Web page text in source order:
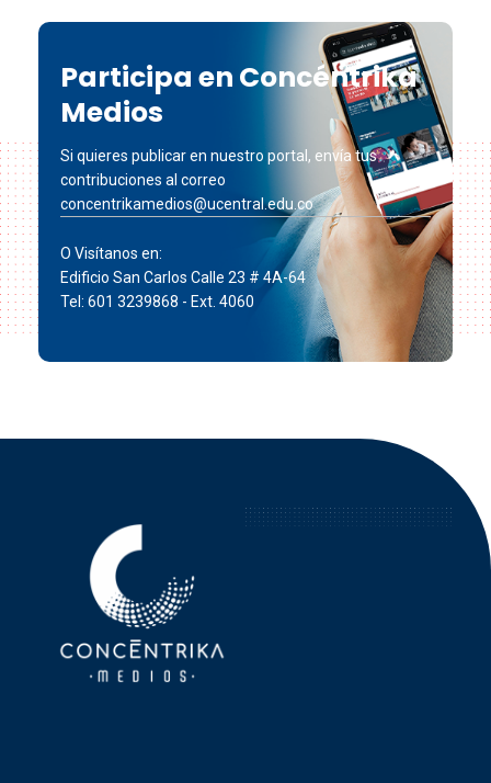
Participa en Concéntrika
Medios
Si quieres publicar en nuestro portal, envía tus
contribuciones al correo
concentrikamedios@ucentral.edu.co
O Visítanos en:
Edificio San Carlos Calle 23 # 4A-64
Tel: 601 3239868 - Ext. 4060